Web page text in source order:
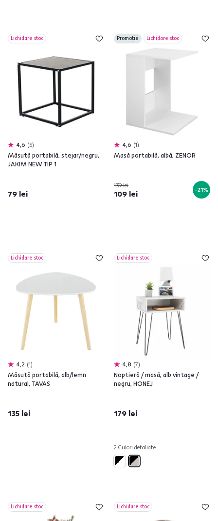
Lichidare stoc
4,6 5
Măsuţă portabilă, stejar/negru,
JAKIM NEW TIP 1
79 lei
Promoție Lichidare stoc
4,6 1
Masă portabilă, albă, ZENOR
139 lei
109 lei -21%
Lichidare stoc
4,2 1
Măsuţă portabilă, alb/lemn
natural, TAVAS
135 lei
Lichidare stoc
4,8 7
Noptieră / masă, alb vintage /
negru, HONEJ
179 lei
2 Culori detaliate
Lichidare stoc Lichidare stoc